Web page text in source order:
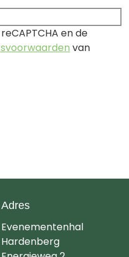
en de
van
Adres
Evenementenhal
Hardenberg